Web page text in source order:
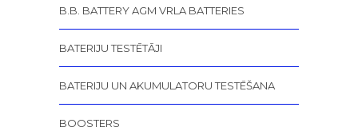
B.B. BATTERY AGM VRLA BATTERIES
BATERIJU TESTĒTĀJI
BATERIJU UN AKUMULATORU TESTĒŠANA
BOOSTERS